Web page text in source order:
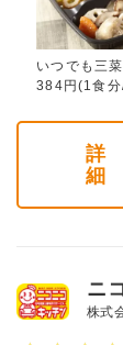
いつでも三菜
384円(1食分
詳
細
ニ
株式